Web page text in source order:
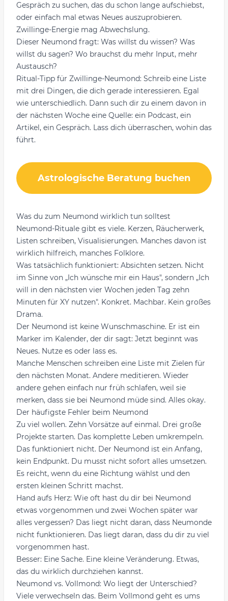
Gespräch zu suchen, das du schon lange aufschiebst,
oder einfach mal etwas Neues auszuprobieren.
Zwillinge-Energie mag Abwechslung.
Dieser Neumond fragt: Was willst du wissen? Was
willst du sagen? Wo brauchst du mehr Input, mehr
Austausch?
Ritual-Tipp für Zwillinge-Neumond: Schreib eine Liste
mit drei Dingen, die dich gerade interessieren. Egal
wie unterschiedlich. Dann such dir zu einem davon in
der nächsten Woche eine Quelle: ein Podcast, ein
Artikel, ein Gespräch. Lass dich überraschen, wohin das
führt.
Astrologische Beratung buchen
Was du zum Neumond wirklich tun solltest
Neumond-Rituale gibt es viele. Kerzen, Räucherwerk,
Listen schreiben, Visualisierungen. Manches davon ist
wirklich hilfreich, manches Folklore.
Was tatsächlich funktioniert: Absichten setzen. Nicht
im Sinne von „Ich wünsche mir ein Haus", sondern „Ich
will in den nächsten vier Wochen jeden Tag zehn
Minuten für XY nutzen". Konkret. Machbar. Kein großes
Drama.
Der Neumond ist keine Wunschmaschine. Er ist ein
Marker im Kalender, der dir sagt: Jetzt beginnt was
Neues. Nutze es oder lass es.
Manche Menschen schreiben eine Liste mit Zielen für
den nächsten Monat. Andere meditieren. Wieder
andere gehen einfach nur früh schlafen, weil sie
merken, dass sie bei Neumond müde sind. Alles okay.
Der häufigste Fehler beim Neumond
Zu viel wollen. Zehn Vorsätze auf einmal. Drei große
Projekte starten. Das komplette Leben umkrempeln.
Das funktioniert nicht. Der Neumond ist ein Anfang,
kein Endpunkt. Du musst nicht sofort alles umsetzen.
Es reicht, wenn du eine Richtung wählst und den
ersten kleinen Schritt machst.
Hand aufs Herz: Wie oft hast du dir bei Neumond
etwas vorgenommen und zwei Wochen später war
alles vergessen? Das liegt nicht daran, dass Neumonde
nicht funktionieren. Das liegt daran, dass du dir zu viel
vorgenommen hast.
Besser: Eine Sache. Eine kleine Veränderung. Etwas,
das du wirklich durchziehen kannst.
Neumond vs. Vollmond: Wo liegt der Unterschied?
Viele verwechseln das. Beim Vollmond geht es ums